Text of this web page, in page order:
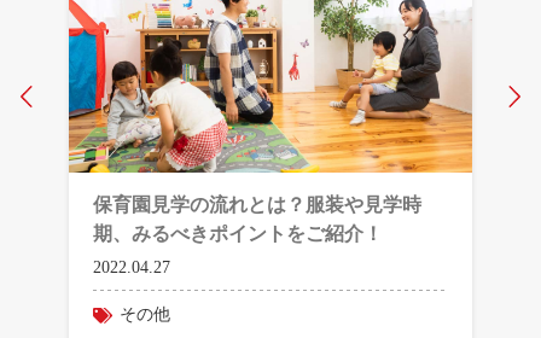
保育園見学の流れとは？服装や見学時
期、みるべきポイントをご紹介！
2022.04.27
その他